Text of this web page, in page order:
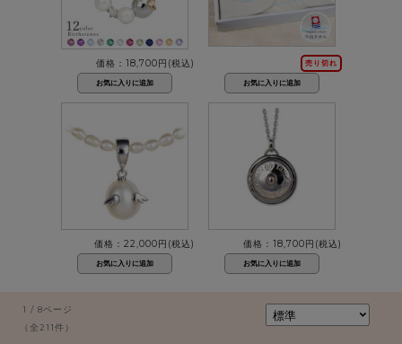
価格：18,700円(税込) 売り切れ
価格：22,000円(税込) 価格：18,700円(税込)
1 / 8ページ
（全211件）